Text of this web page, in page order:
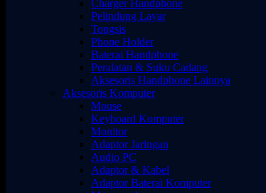
Charger Handphone
Pelindung Layar
Tongsis
Phone Holder
Baterai Handphone
Peralatan & Suku Cadang
Aksesoris Handphone Lainnya
Aksesoris Komputer
Mouse
Keyboard Komputer
Monitor
Adaptor Jaringan
Audio PC
Adaptor & Kabel
Adaptor Baterai Komputer